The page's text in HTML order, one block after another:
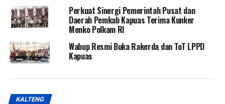
Perkuat Sinergi Pemerintah Pusat dan
Daerah Pemkab Kapuas Terima Kunker
Menko Polkam RI
Wabup Resmi Buka Rakerda dan ToT LPPD
Kapuas
KALTENG